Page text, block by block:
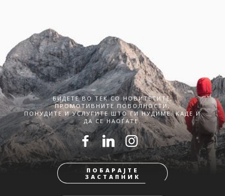
БИДЕТЕ ВО ТЕК СО НОВИТЕТИТЕ,
ПРОМОТИВНИТЕ ПОВОЛНОСТИ,
ПОНУДИТЕ И УСЛУГИТЕ ШТО ГИ НУДИМЕ. КАДЕ И
ДА СЕ НАОЃАТЕ.
ПОБАРАЈТЕ
ЗАСТАПНИК